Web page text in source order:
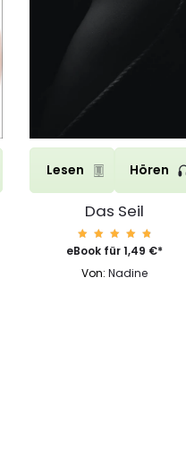
Lesen Hören
Das Seil
Bewerte
t mit
von 5
eBook für1,49 €*
Von:Nadine